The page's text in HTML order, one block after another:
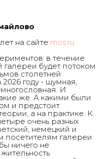
на сайте mos.ru
в течение
галереи будет потоком
столетней
году - шумная,
И
же. А какими были
и предстоит
а на практике. К
очень разных
немецкий и
посетителям галереи
ничего не